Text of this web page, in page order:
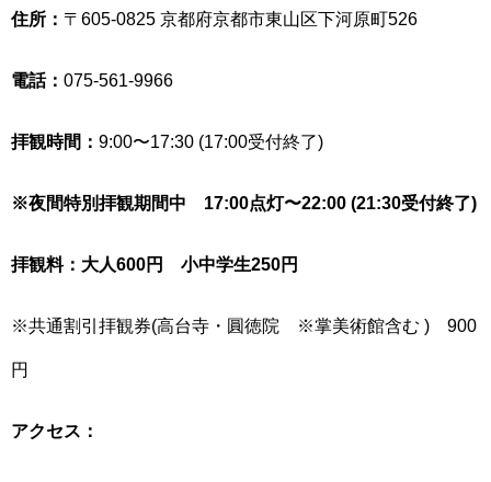
住所： 〒605-0825 京都府京都市東山区下河原町526
電話： 075-561-9966
拝観時間： 9:00〜17:30 (17:00受付終了)
※夜間特別拝観期間中 17:00点灯〜22:00 (21:30受付終了)
拝観料：大人600円 小中学生250円
※共通割引拝観券(高台寺・圓徳院 ※掌美術館含む ) 900
円
アクセス：